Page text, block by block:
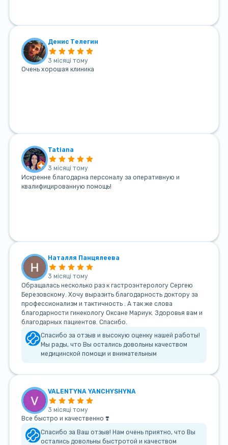
Денис Телегин
3 місяці тому
Очень хорошая клиника
Tatiana
3 місяці тому
Искренне благодарна персоналу за оперативную и
квалифицированную помощь!
Наталля Панцялеева
3 місяці тому
Обращалась несколько раз к гастроэнтерологу Сергею
Березовскому. Хочу выразить благодарность доктору за
профессионализм и тактичность . А так же слова
благодарности гинекологу Оксане Мариук. Здоровья вам и
благодарных пациентов. Спасибо.
Спасибо за отзыв и высокую оценку нашей работы!
Мы рады, что Вы остались довольны качеством
медицинской помощи и внимательным
VALENTYNA YANCHYSHYNA
3 місяці тому
Все быстро и качественно ❣️
Спасибо за Ваш отзыв! Нам очень приятно, что Вы
остались довольны быстротой и качеством